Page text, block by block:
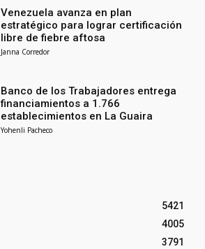
Venezuela avanza en plan
estratégico para lograr certificación
libre de fiebre aftosa
Janna Corredor
Banco de los Trabajadores entrega
financiamientos a 1.766
establecimientos en La Guaira
Yohenli Pacheco
5421
4005
3791